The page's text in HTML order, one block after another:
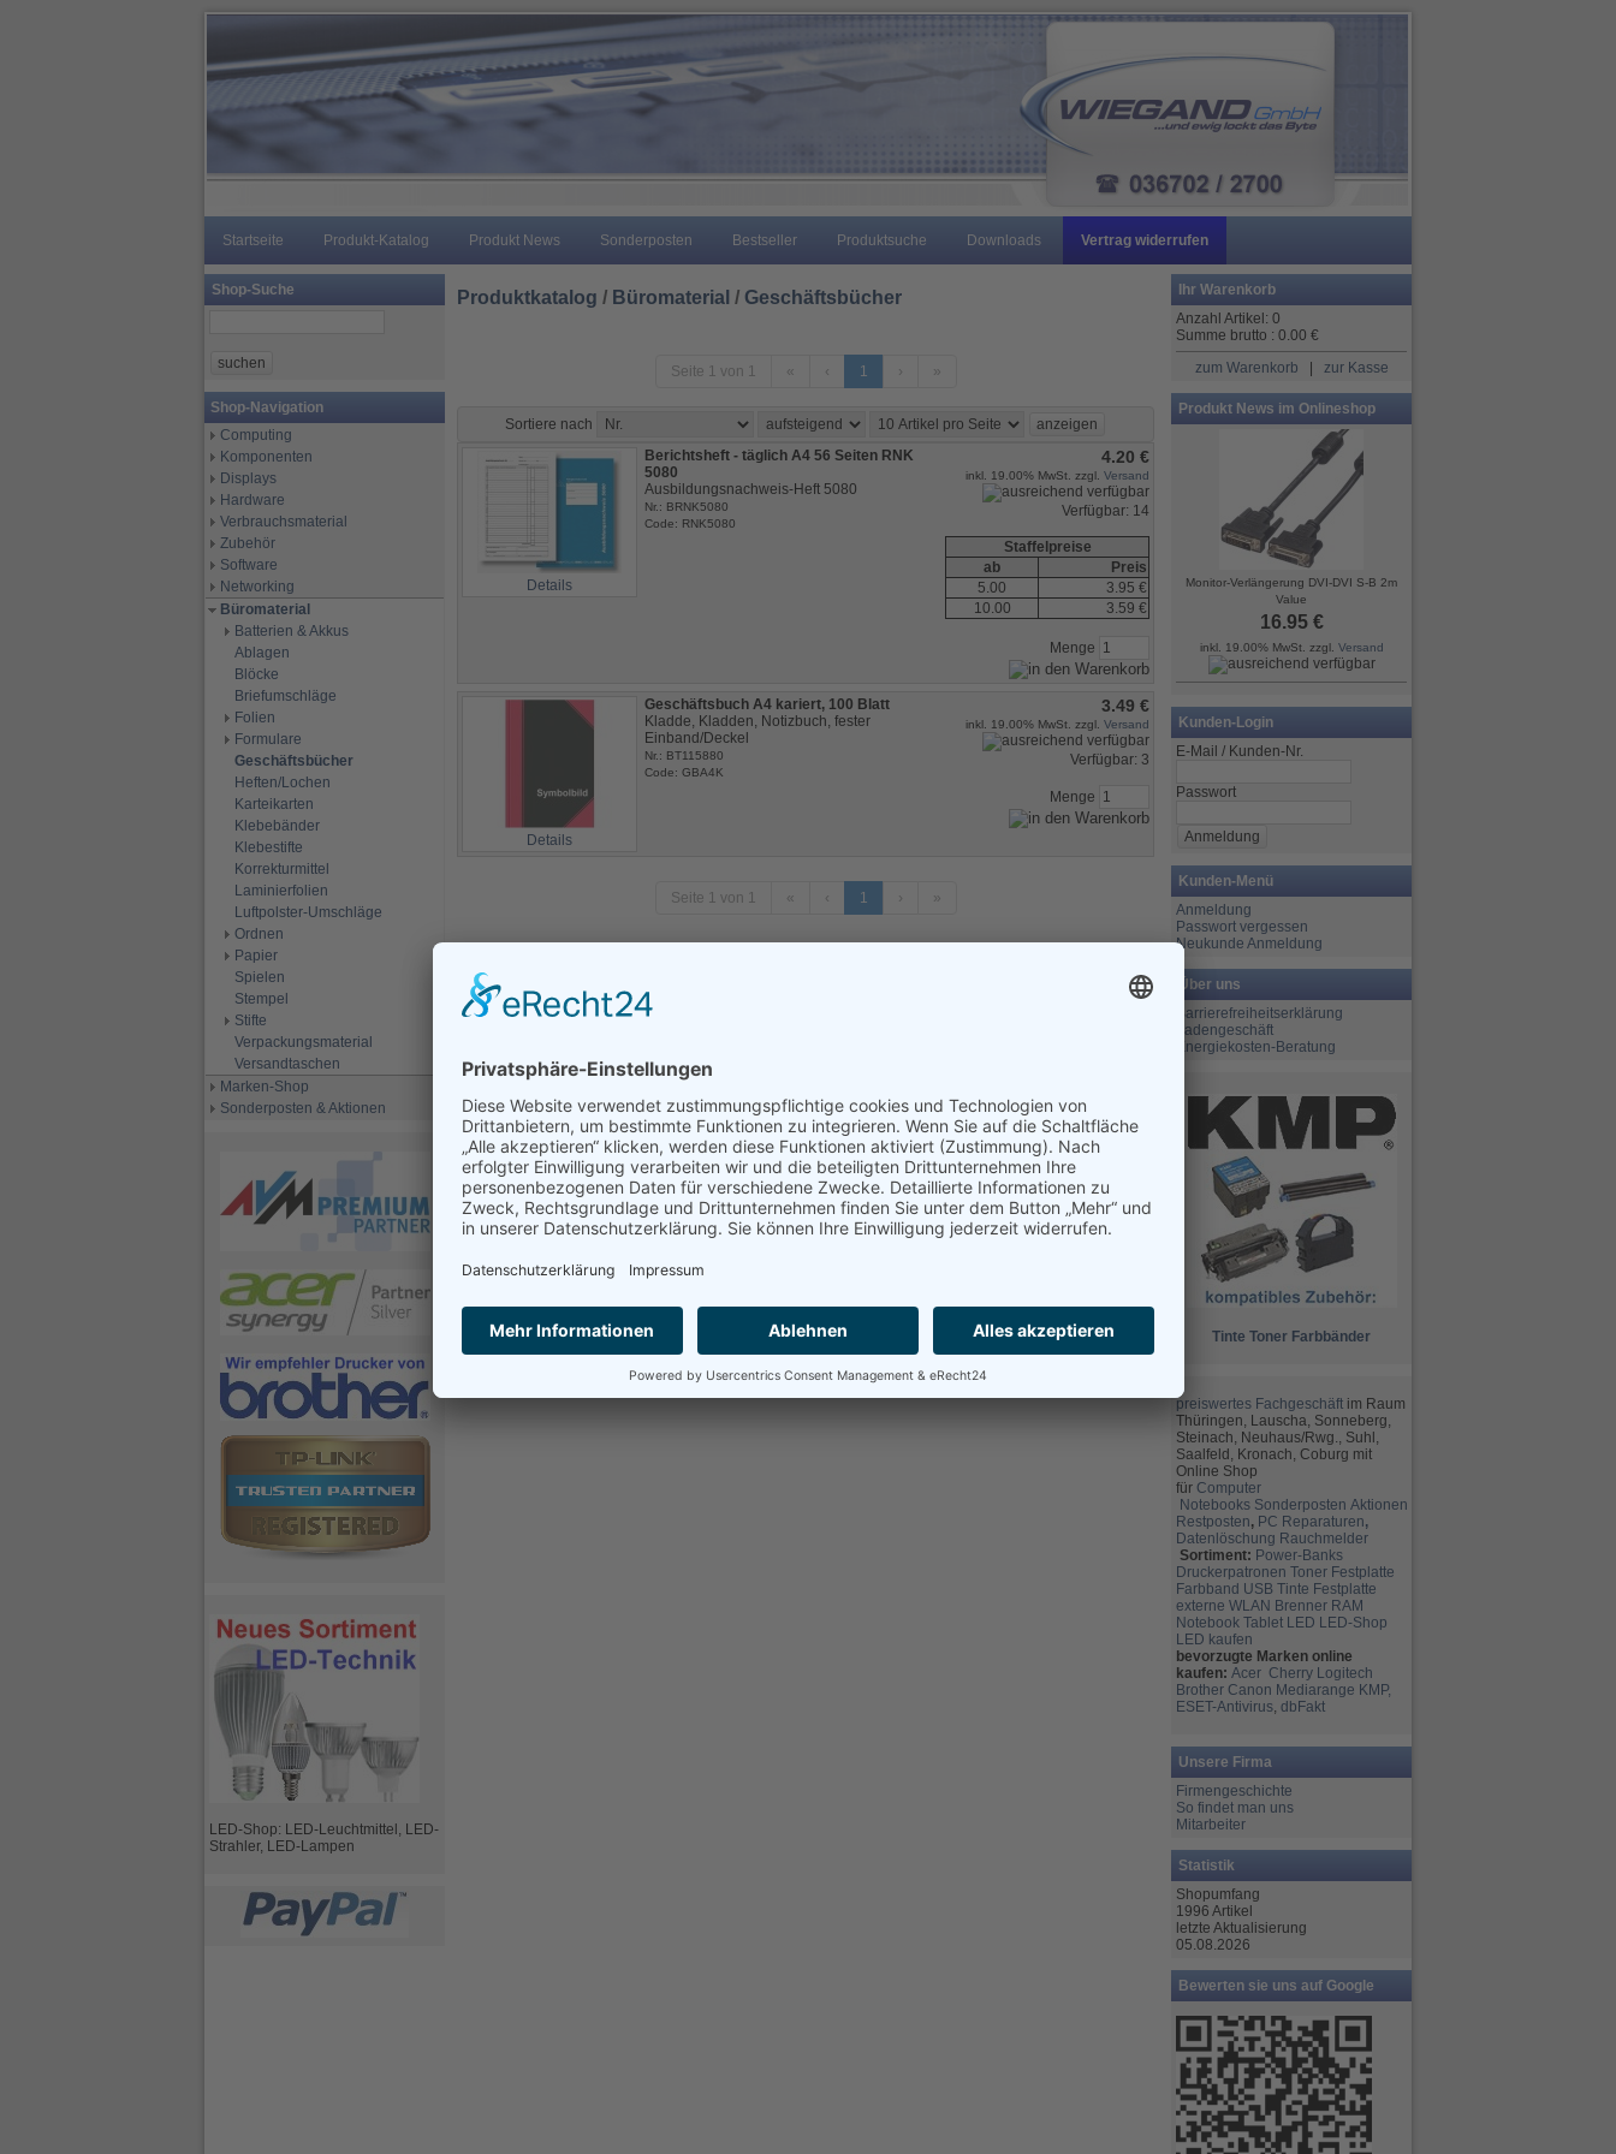
Startseite Produkt-Katalog Produkt News Sonderposten Bestseller Produktsuche Downloads Vertrag widerrufen
Shop-Suche
Shop-Navigation
Computing
Komponenten
Displays
Hardware
Verbrauchsmaterial
Zubehör
Software
Networking
Büromaterial
Batterien & Akkus
Ablagen
Blöcke
Briefumschläge
Folien
Formulare
Geschäftsbücher
Heften/Lochen
Karteikarten
Klebebänder
Klebestifte
Korrekturmittel
Laminierfolien
Luftpolster-Umschläge
Ordnen
Papier
Spielen
Stempel
Stifte
Verpackungsmaterial
Versandtaschen
Marken-Shop
Sonderposten & Aktionen
LED-Shop: LED-Leuchtmittel, LED-
Strahler, LED-Lampen
Produktkatalog / Büromaterial / Geschäftsbücher
Seite 1 von 1 « ‹ 1 › »
Sortiere nach
Details
Berichtsheft - täglich A4 56 Seiten RNK
5080
Ausbildungsnachweis-Heft 5080
Nr.: BRNK5080
Code: RNK5080
4.20 €
inkl. 19.00% MwSt. zzgl. Versand
Verfügbar: 14
Staffelpreise
ab
Preis
5.00
3.95 €
10.00
3.59 €
Menge
Details
Geschäftsbuch A4 kariert, 100 Blatt
Kladde, Kladden, Notizbuch, fester
Einband/Deckel
Nr.: BT115880
Code: GBA4K
3.49 €
inkl. 19.00% MwSt. zzgl. Versand
Verfügbar: 3
Menge
Seite 1 von 1 « ‹ 1 › »
Ihr Warenkorb
Anzahl Artikel: 0
Summe brutto : 0.00 €
zum Warenkorb
zur Kasse
Produkt News im Onlineshop
Monitor-Verlängerung DVI-DVI S-B 2m
Value
16.95 €
inkl. 19.00% MwSt. zzgl. Versand
Kunden-Login
E-Mail / Kunden-Nr.
Passwort
Kunden-Menü
Anmeldung
Passwort vergessen
Neukunde Anmeldung
Über uns
Barrierefreiheitserklärung
Ladengeschäft
Energiekosten-Beratung
Tinte Toner Farbbänder
preiswertes Fachgeschäft im Raum
Thüringen, Lauscha, Sonneberg,
Steinach, Neuhaus/Rwg., Suhl,
Saalfeld, Kronach, Coburg mit
Online Shop
für Computer
Notebooks Sonderposten Aktionen
Restposten, PC Reparaturen,
Datenlöschung Rauchmelder
Sortiment: Power-Banks
Druckerpatronen Toner Festplatte
Farbband USB Tinte Festplatte
externe WLAN Brenner RAM
Notebook Tablet LED LED-Shop
LED kaufen
bevorzugte Marken online
kaufen: Acer Cherry Logitech
Brother Canon Mediarange KMP,
ESET-Antivirus, dbFakt
Unsere Firma
Firmengeschichte
So findet man uns
Mitarbeiter
Statistik
Shopumfang
1996 Artikel
letzte Aktualisierung
05.08.2026
Bewerten sie uns auf Google